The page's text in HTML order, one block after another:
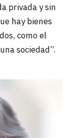
privada y sin
hay bienes
como el
sociedad”.